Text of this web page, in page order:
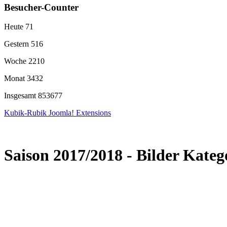
Besucher-Counter
Heute 71
Gestern 516
Woche 2210
Monat 3432
Insgesamt 853677
Kubik-Rubik Joomla! Extensions
Saison 2017/2018 - Bilder